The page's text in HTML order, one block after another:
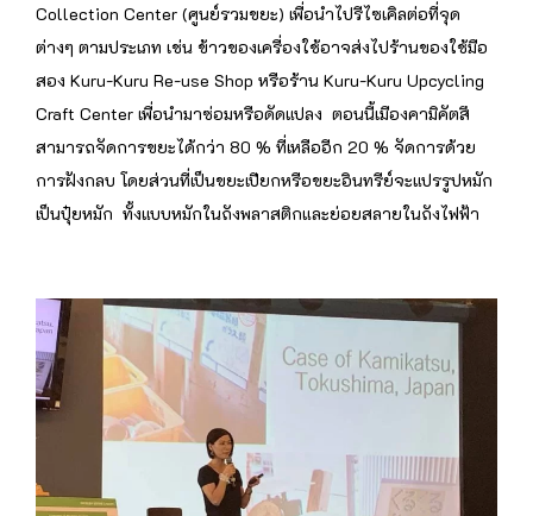
Collection Center (ศูนย์รวมขยะ) เพื่อนำไปรีไซเคิลต่อที่จุด
ต่างๆ ตามประเภท เช่น ข้าวของเครื่องใช้อาจส่งไปร้านของใช้มือ
สอง Kuru-Kuru Re-use Shop หรือร้าน Kuru-Kuru Upcycling
Craft Center เพื่อนำมาซ่อมหรือดัดแปลง ตอนนี้เมืองคามิคัตสึ
สามารถจัดการขยะได้กว่า 80 % ที่เหลืออีก 20 % จัดการด้วย
การฝังกลบ โดยส่วนที่เป็นขยะเปียกหรือขยะอินทรีย์จะแปรรูปหมัก
เป็นปุ๋ยหมัก ทั้งแบบหมักในถังพลาสติกและย่อยสลายในถังไฟฟ้า